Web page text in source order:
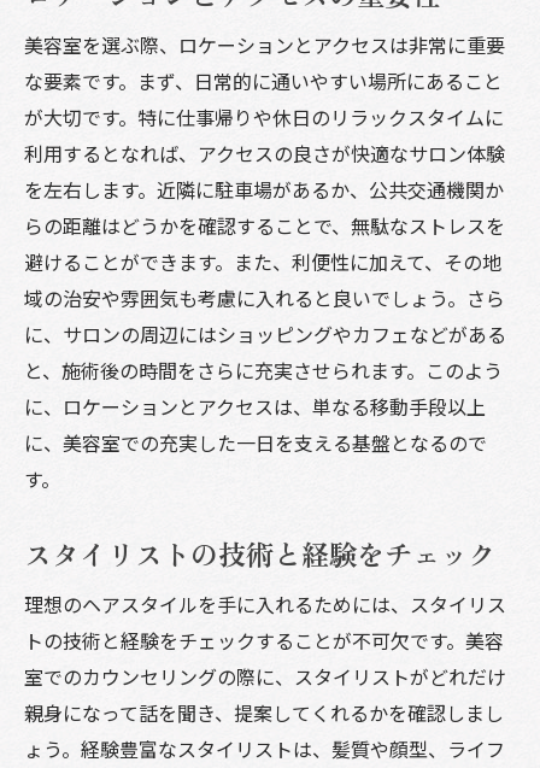
具体的なイメージを写真で共有
日常の手入れ方法について質問する
美容室でスタイリストとの効果的なコミュニケ
ーション方法
オープンな対話の重要性
スタイル変更の頻度を相談
過去のスタイル体験を共有
理想と現実のギャップを埋める
スタイリストへのフィードバックの仕方
気になる点を事前にメモしておく
簡単にできる毎日のヘアケアルーティン
スタイリング剤の選び方と使い方
髪質に合ったブラシやコームの選択
効果的なヘアアクセサリーの活用法
シーズンごとのヘアケアのポイント
美容室を選ぶ際、ロケーションとアクセスは非常に重要
な要素です。まず、日常的に通いやすい場所にあること
が大切です。特に仕事帰りや休日のリラックスタイムに
利用するとなれば、アクセスの良さが快適なサロン体験
を左右します。近隣に駐車場があるか、公共交通機関か
らの距離はどうかを確認することで、無駄なストレスを
避けることができます。また、利便性に加えて、その地
域の治安や雰囲気も考慮に入れると良いでしょう。さら
に、サロンの周辺にはショッピングやカフェなどがある
と、施術後の時間をさらに充実させられます。このよう
に、ロケーションとアクセスは、単なる移動手段以上
に、美容室での充実した一日を支える基盤となるので
す。
スタイリストの技術と経験をチェック
理想のヘアスタイルを手に入れるためには、スタイリス
トの技術と経験をチェックすることが不可欠です。美容
室でのカウンセリングの際に、スタイリストがどれだけ
親身になって話を聞き、提案してくれるかを確認しまし
ょう。経験豊富なスタイリストは、髪質や顔型、ライフ